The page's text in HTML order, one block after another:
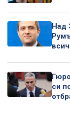
Над
си